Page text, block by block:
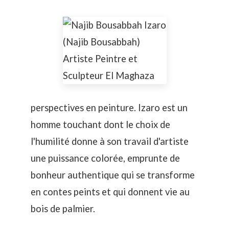
perspectives en peinture. Izaro est un
homme touchant dont le choix de
l'humilité donne à son travail d'artiste
une puissance colorée, emprunte de
bonheur authentique qui se transforme
en contes peints et qui donnent vie au
bois de palmier.